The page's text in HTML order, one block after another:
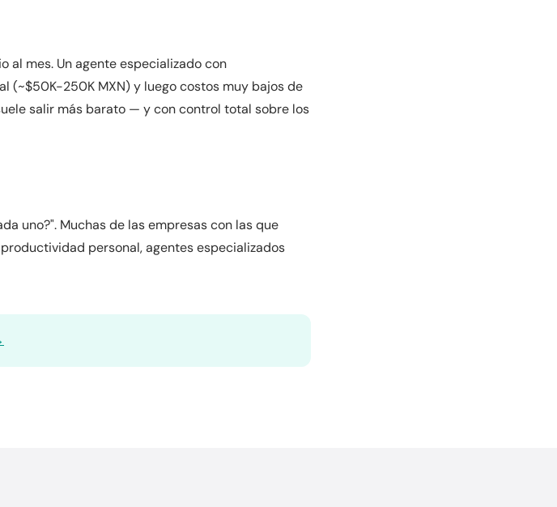
al mes. Un agente especializado con
(~$50K-250K MXN) y luego costos muy bajos de
salir más barato — y con control total sobre los
uno?". Muchas de las empresas con las que
personal, agentes especializados